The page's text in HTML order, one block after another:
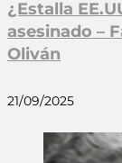
¿Estalla
asesinado –
Oliván
21/09/2025